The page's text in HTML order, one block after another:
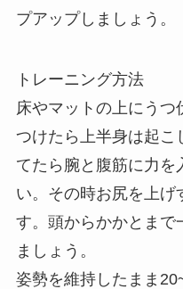
プアップしましょう。
トレーニング方法
床やマットの上にうつ
つけたら上半身は起こ
てたら腕と腹筋に力を
い。その時お尻を上げ
す。頭からかかとまで
ましょう。
姿勢を維持したまま